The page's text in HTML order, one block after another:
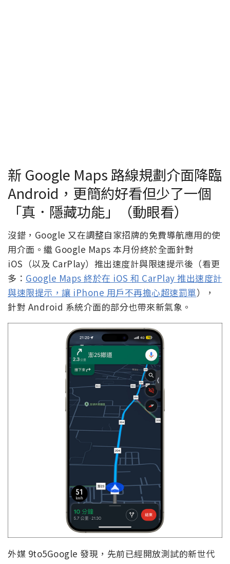
新 Google Maps 路線規劃介面降臨
Android，更簡約好看但少了一個
「真．隱藏功能」（動眼看）
沒錯，Google 又在調整自家招牌的免費導航應用的使
用介面。繼 Google Maps 本月份終於全面針對
iOS（以及 CarPlay）推出速度計與限速提示後（看更
多： Google Maps 終於在 iOS 和 CarPlay 推出速度計
與速限提示，讓 iPhone 用戶不再擔心超速罰單），
針對 Android 系統介面的部分也帶來新氣象。
外媒 9to5Google 發現，先前已經開放測試的新世代